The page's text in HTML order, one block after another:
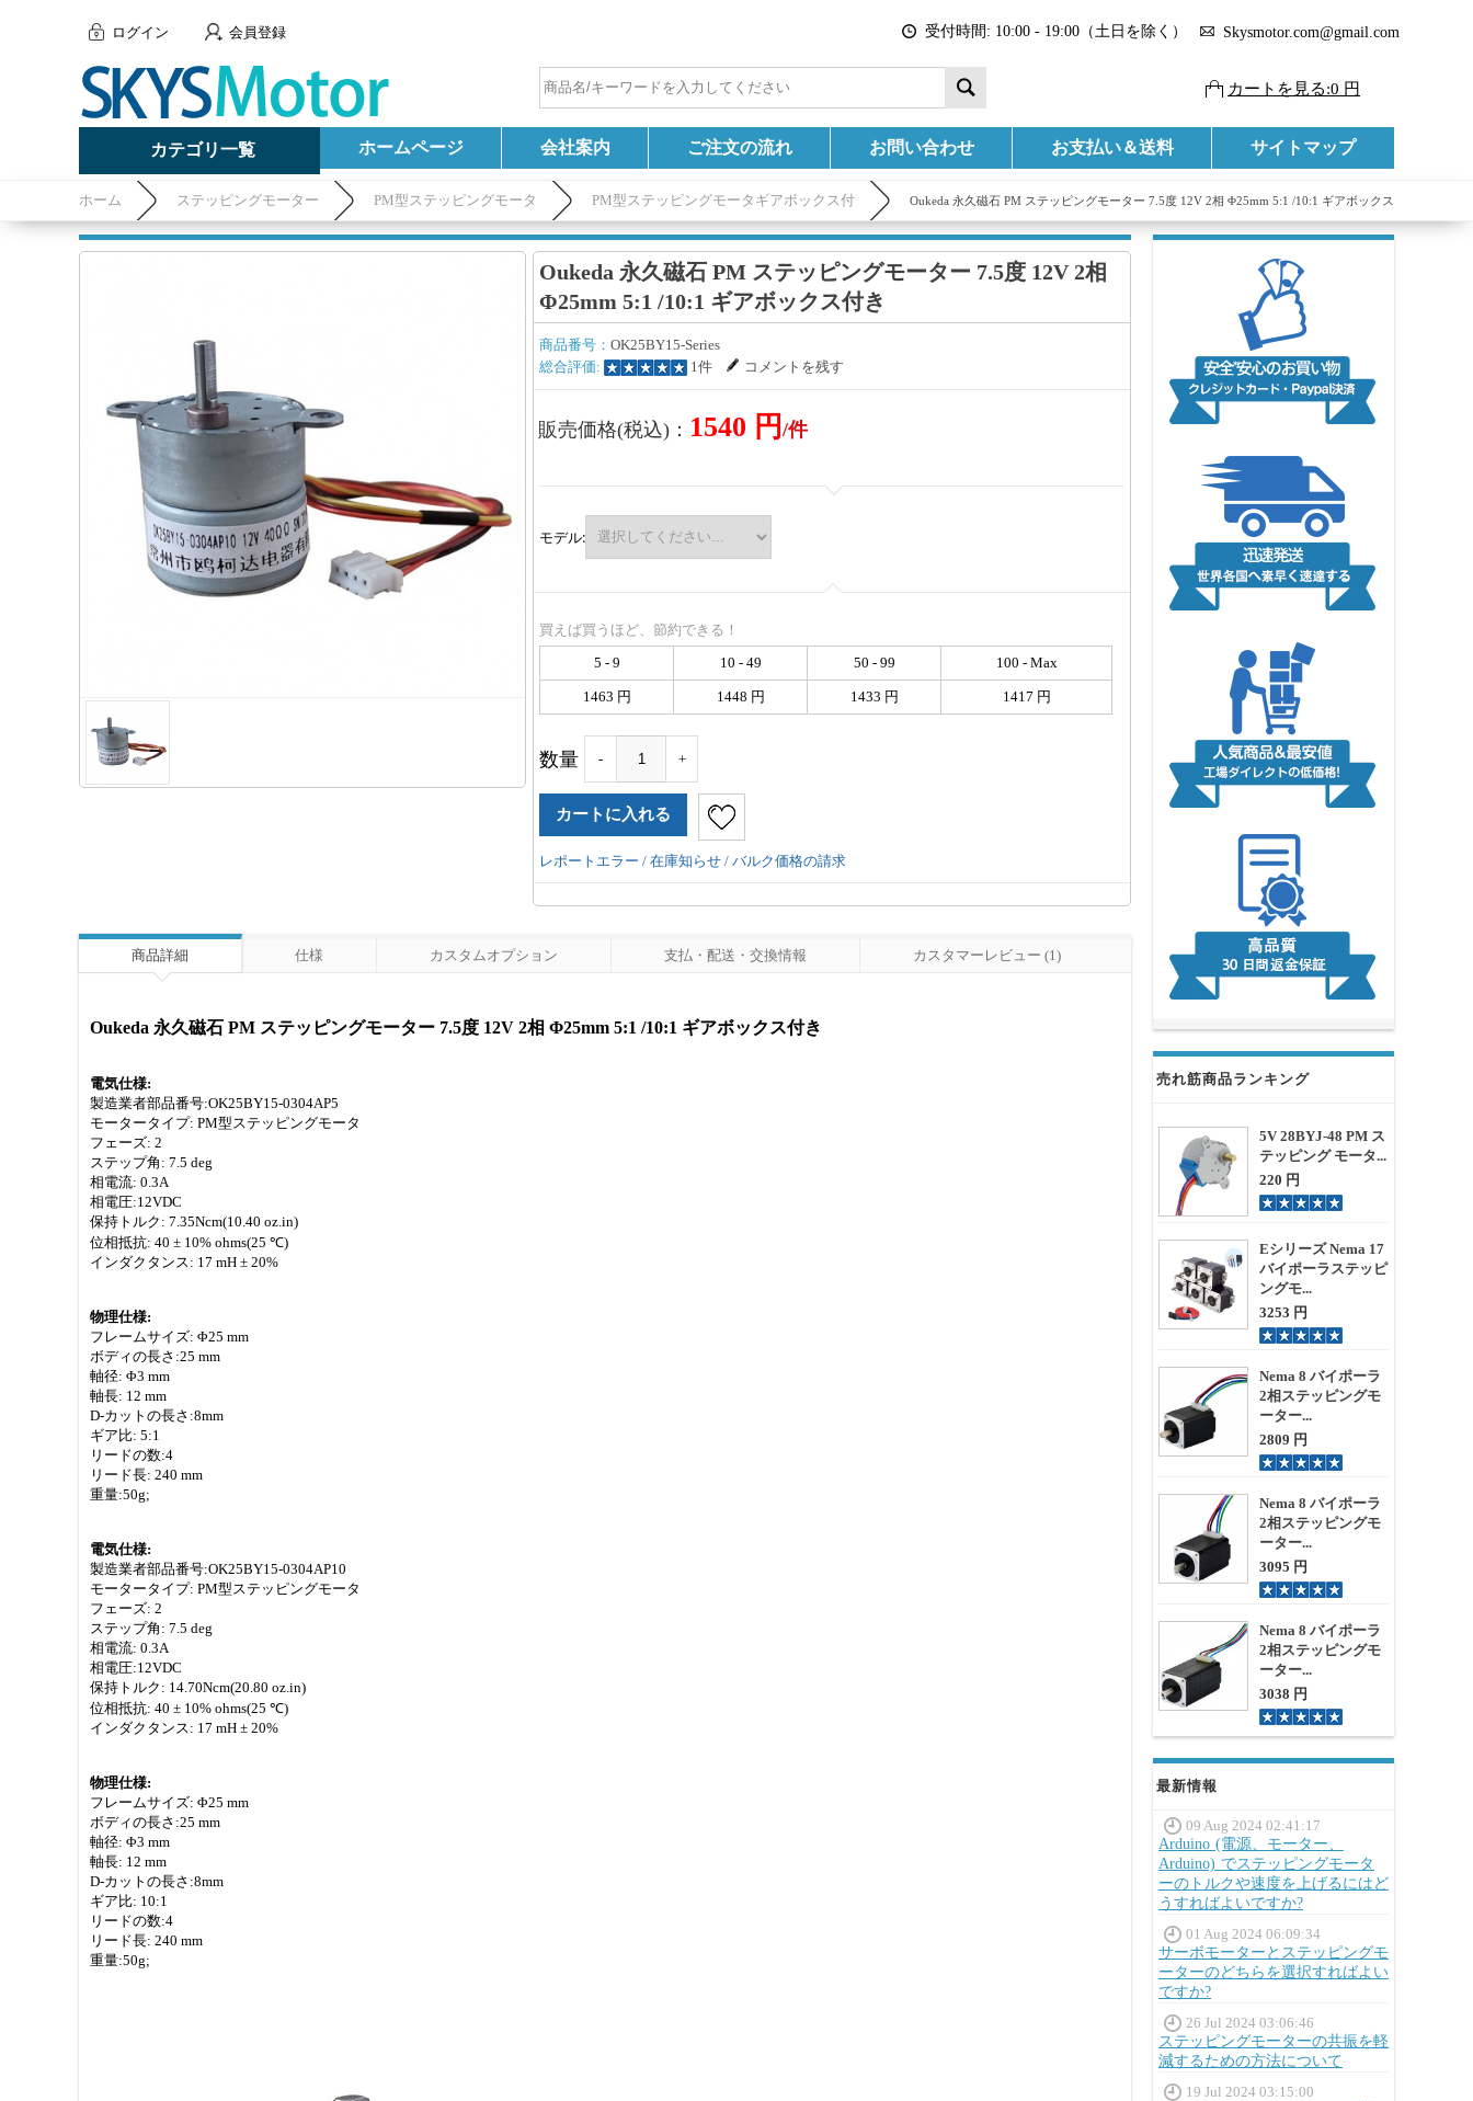
ログイン 会員登録 受付時間: 10:00 - 19:00（土日を除く） Skysmotor.com@gmail.com
カートを見る:0 円
カテゴリ一覧 ホームページ 会社案内 ご注文の流れ お問い合わせ お支払い＆送料 サイトマップ
ホーム ステッピングモーター PM型ステッピングモータ PM型ステッピングモータギアボックス付 Oukeda 永久磁石 PM ステッピングモーター 7.5度 12V 2相 Φ25mm 5:1 /10:1 ギアボックス
付き
売れ筋商品ランキング
5V 28BYJ-48 PM ス
テッピング モータ...
220 円
Eシリーズ Nema 17
バイポーラステッピ
ングモ...
3253 円
Nema 8 バイポーラ
2相ステッピングモ
ーター...
2809 円
Nema 8 バイポーラ
2相ステッピングモ
ーター...
3095 円
Nema 8 バイポーラ
2相ステッピングモ
ーター...
3038 円
最新情報
09 Aug 2024 02:41:17
Arduino (電源、モーター、
Arduino) でステッピングモータ
ーのトルクや速度を上げるにはど
うすればよいですか?
01 Aug 2024 06:09:34
サーボモーターとステッピングモ
ーターのどちらを選択すればよい
ですか?
26 Jul 2024 03:06:46
ステッピングモーターの共振を軽
減するための方法について
19 Jul 2024 03:15:00
Oukeda 永久磁石 PM ステッピングモーター 7.5度 12V 2相
Φ25mm 5:1 /10:1 ギアボックス付き
商品番号： OK25BY15-Series
総合評価:
1件 コメントを残す
販売価格(税込)： 1540 円 /件
モデル:
買えば買うほど、節約できる！
5 - 9
10 - 49 50 - 99 100 - Max
1463 円 1448 円 1433 円 1417 円
数量 - +
レポートエラー / 在庫知らせ / バルク価格の請求
商品詳細 仕様 カスタムオプション 支払・配送・交換情報 カスタマーレビュー (1)
Oukeda 永久磁石 PM ステッピングモーター 7.5度 12V 2相 Φ25mm 5:1 /10:1 ギアボックス付き
電気仕様:
製造業者部品番号:OK25BY15-0304AP5
モータータイプ: PM型ステッピングモータ
フェーズ: 2
ステップ角: 7.5 deg
相電流: 0.3A
相電圧:12VDC
保持トルク: 7.35Ncm(10.40 oz.in)
位相抵抗: 40 ± 10% ohms(25 ℃)
インダクタンス: 17 mH ± 20%
物理仕様:
フレームサイズ: Φ25 mm
ボディの長さ:25 mm
軸径: Φ3 mm
軸長: 12 mm
D-カットの長さ:8mm
ギア比: 5:1
リードの数:4
リード長: 240 mm
重量:50g;
電気仕様:
製造業者部品番号:OK25BY15-0304AP10
モータータイプ: PM型ステッピングモータ
フェーズ: 2
ステップ角: 7.5 deg
相電流: 0.3A
相電圧:12VDC
保持トルク: 14.70Ncm(20.80 oz.in)
位相抵抗: 40 ± 10% ohms(25 ℃)
インダクタンス: 17 mH ± 20%
物理仕様:
フレームサイズ: Φ25 mm
ボディの長さ:25 mm
軸径: Φ3 mm
軸長: 12 mm
D-カットの長さ:8mm
ギア比: 10:1
リードの数:4
リード長: 240 mm
重量:50g;